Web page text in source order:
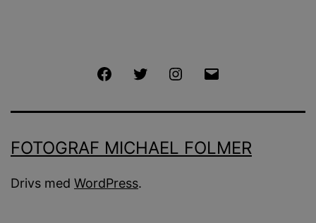
FacebookTwitter Instagram
FOTOGRAF MICHAEL FOLMER
Drivs med WordPress.